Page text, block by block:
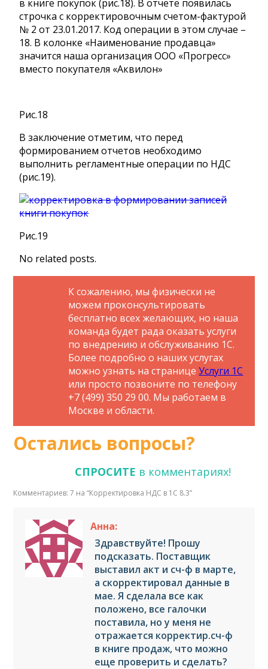
в книге покупок (рис.18). В отчете появилась
строчка с корректировочным счетом-фактурой
№ 2 от 23.01.2017. Код операции в этом случае –
18. В колонке «Наименование продавца»
значится наша организация ООО «Прогресс»
вместо покупателя «Аквилон»
Рис.18
В заключение отметим, что перед
формированием отчетов необходимо
выполнить регламентные операции по НДС
(рис.19).
Рис.19
No related posts.
К сожалению, мы физически не
можем проконсультировать
бесплатно всех желающих, но наша
команда будет рада оказать услуги
по внедрению и обслуживанию 1С.
Более подробно о наших услугах
можно узнать на страницеУслуги 1С
или просто позвоните по телефону
+7 (499) 350 29 00. Мы работаем в
Москве и области.
Остались вопросы?
СПРОСИТЕ в комментариях!
Комментариев: 7 на “Корректировка НДС в 1С 8.3”
Анна:
Здравствуйте! Прошу
подсказать. Поставщик
выставил акт и сч-ф в марте,
а скорректировал данные в
мае. Я сделала все как
положено, все галочки
поставила, но у меня не
отражается корректир.сч-ф
в книге продаж, что можно
еще проверить и сделать?